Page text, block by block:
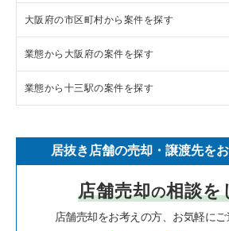
フランス料理の居抜き売却物件の案件一覧
イタリア料理の居抜き売却物件の案件一覧
中華の居抜き売却物件の案件一覧
寿司の居抜き売却物件の案件一覧
焼肉の居抜き売却物件の案件一覧
鉄板焼き・お好み焼の居抜き売却物件の案
東京23区の飲食店の居抜き売却物件の案件
東京都下の飲食店の居抜き売却物件の案件
千葉県の飲食店の居抜き売却物件の案件一覧
神奈川県の飲食店の居抜き売却物件の案件
大阪府の飲食店の居抜き売却物件の案件一覧
兵庫県の飲食店の居抜き売却物件の案件一
大阪府の市区町村から案件を探す
大阪市北区の飲食店の居抜き売却物件の案
大阪市中央区の飲食店の居抜き売却物件の
堺市北区の飲食店の居抜き売却物件の案件
堺市中区の飲食店の居抜き売却物件の案件
大阪市西区の飲食店の居抜き売却物件の案
業態から大阪府の案件を探す
大阪府のラーメンの居抜き売却物件の案件
大阪府のイタリア料理の居抜き売却物件の
大阪府の中華の居抜き売却物件の案件一覧
大阪府のそば・うどんの居抜き売却物件の
業態から十三駅の案件を探す
十三駅の中華の居抜き売却物件の案件一覧
十三駅の焼肉の居抜き売却物件の案件一覧
十三駅のカフェの居抜き売却物件の案件一
居抜き店舗の売却・譲渡先を
店舗売却の相談を
店舗売却をお考えの方、お気軽にご